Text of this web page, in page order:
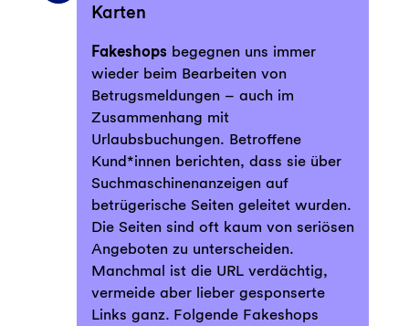
Karten
Fakeshopsbegegnen uns immer
wieder beim Bearbeiten von
Betrugsmeldungen – auch im
Zusammenhang mit
Urlaubsbuchungen. Betroffene
Kund*innen berichten, dass sie über
Suchmaschinenanzeigen auf
betrügerische Seiten geleitet wurden.
Die Seiten sind oft kaum von seriösen
Angeboten zu unterscheiden.
Manchmal ist die URL verdächtig,
vermeide aber lieber gesponserte
Links ganz. Folgende Fakeshops